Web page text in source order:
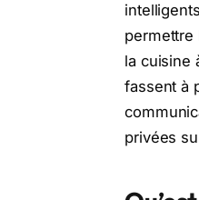
permettre
la cuisine
fassent à
privées